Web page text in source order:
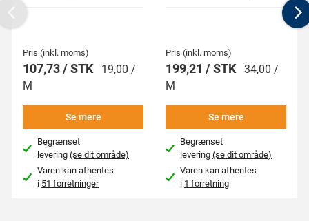
Pris (inkl. moms)
107,73 / STK
19,00 /
M
Se mere
Begrænset
levering(se dit område)
Varen kan afhentes
i 51 forretninger
Pris (inkl. moms)
199,21 / STK 34,00 /
M
Se mere
Begrænset
levering(se dit område)
Varen kan afhentes
i 1 forretning
Previous